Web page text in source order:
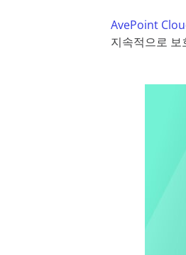
AvePoint
지속적으로